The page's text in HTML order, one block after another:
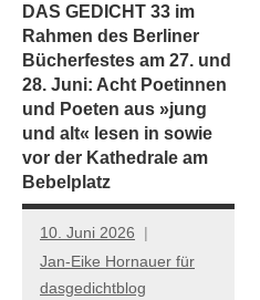
DAS GEDICHT 33 im
Rahmen des Berliner
Bücherfestes am 27. und
28. Juni: Acht Poetinnen
und Poeten aus »jung
und alt« lesen in sowie
vor der Kathedrale am
Bebelplatz
10. Juni 2026
Jan-Eike Hornauer für
dasgedichtblog